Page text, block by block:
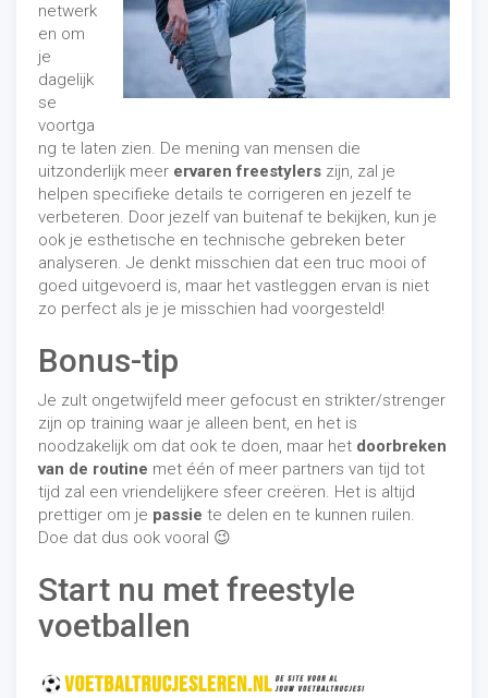
netwerk
en om
je
dagelijk
se
voortga
ng te laten zien. De mening van mensen die
uitzonderlijk meer ervaren freestylers zijn, zal je
helpen specifieke details te corrigeren en jezelf te
verbeteren. Door jezelf van buitenaf te bekijken, kun je
ook je esthetische en technische gebreken beter
analyseren. Je denkt misschien dat een truc mooi of
goed uitgevoerd is, maar het vastleggen ervan is niet
zo perfect als je je misschien had voorgesteld!
Bonus-tip
Je zult ongetwijfeld meer gefocust en strikter/strenger
zijn op training waar je alleen bent, en het is
noodzakelijk om dat ook te doen, maar het doorbreken
van de routine met één of meer partners van tijd tot
tijd zal een vriendelijkere sfeer creëren. Het is altijd
prettiger om je passie te delen en te kunnen ruilen.
Doe dat dus ook vooral 😉
Start nu met freestyle
voetballen